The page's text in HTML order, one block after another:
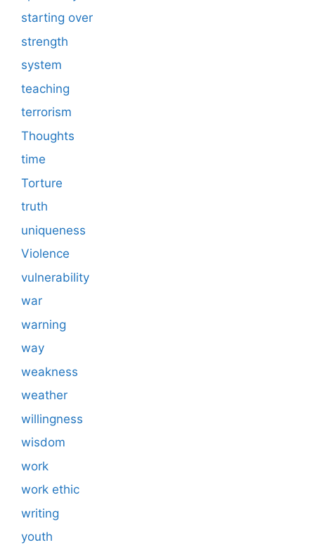
starting over
strength
system
teaching
terrorism
Thoughts
time
Torture
truth
uniqueness
Violence
vulnerability
war
warning
way
weakness
weather
willingness
wisdom
work
work ethic
writing
youth